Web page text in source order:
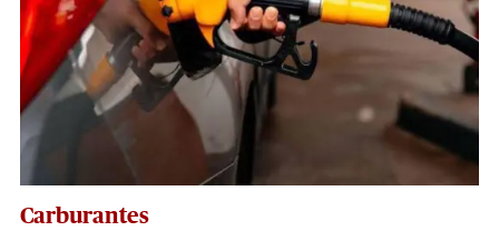
Carburantes